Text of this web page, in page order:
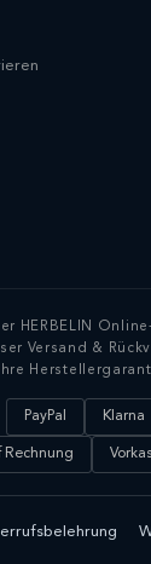
HERBELIN
Versand &
PayPal Klarna
Rechnung